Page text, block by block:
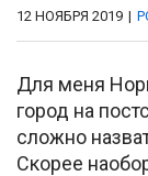
12 НОЯБРЯ 2019 |
Для меня
город на
сложно
Скорее